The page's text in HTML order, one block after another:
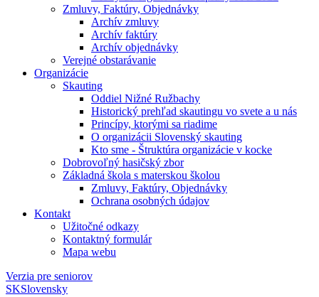
Zmluvy, Faktúry, Objednávky
Archív zmluvy
Archív faktúry
Archív objednávky
Verejné obstarávanie
Organizácie
Skauting
Oddiel Nižné Ružbachy
Historický prehľad skautingu vo svete a u nás
Princípy, ktorými sa riadime
O organizácii Slovenský skauting
Kto sme - Štruktúra organizácie v kocke
Dobrovoľný hasičský zbor
Základná škola s materskou školou
Zmluvy, Faktúry, Objednávky
Ochrana osobných údajov
Kontakt
Užitočné odkazy
Kontaktný formulár
Mapa webu
Verzia pre seniorov
SKSlovensky